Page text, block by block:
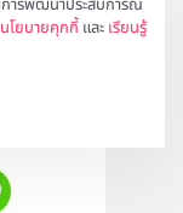
ารพัฒนาประสบการณ์
นโยบายคุกกี้ และ เรียนรู้